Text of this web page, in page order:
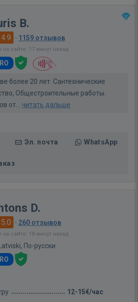
B.
4.9 · 1159 отзывов
на сайте: 17 минут назад
более 20 лет. Сантехнические
Общестроительные работы.
от... читать дальше
Эл. почта WhatsApp
D.
5.0 · 260 отзывов
на сайте: 18 минут назад
Latviski, По-русски
12-15€/час